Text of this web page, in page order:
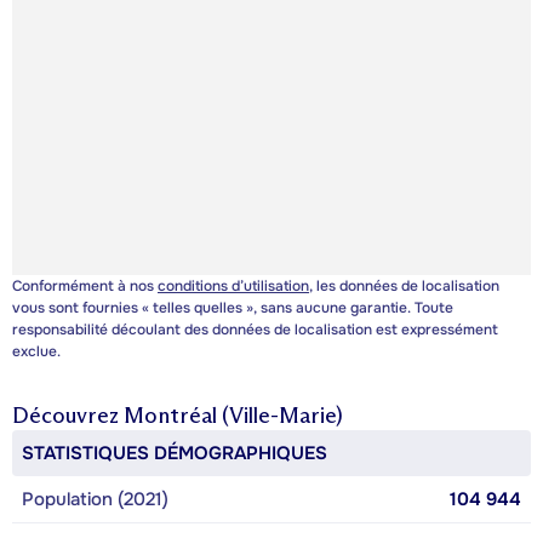
Conformément à nosconditions d’utilisation, les données de localisation
vous sont fournies « telles quelles », sans aucune garantie. Toute
responsabilité découlant des données de localisation est expressément
exclue.
Découvrez Montréal (Ville-Marie)
STATISTIQUES DÉMOGRAPHIQUES
Population (2021)
104 944